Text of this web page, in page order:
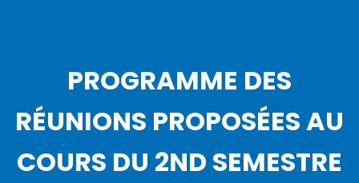
PROGRAMME DES
RÉUNIONS PROPOSÉES AU
COURS DU 2ND SEMESTRE